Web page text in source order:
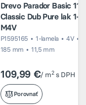
Porovnať
Drevo Parador Basic 11-
Classic Dub Pure lak 1-
M4V
P1595165 1-lamela 4V
185 mm
11,5 mm
109,99 €/ m2s DPH